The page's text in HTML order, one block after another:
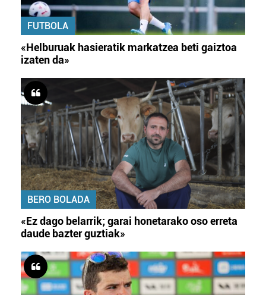
FUTBOLA
«Helburuak hasieratik markatzea beti gaiztoa
izaten da»
BERO BOLADA
«Ez dago belarrik; garai honetarako oso erreta
daude bazter guztiak»